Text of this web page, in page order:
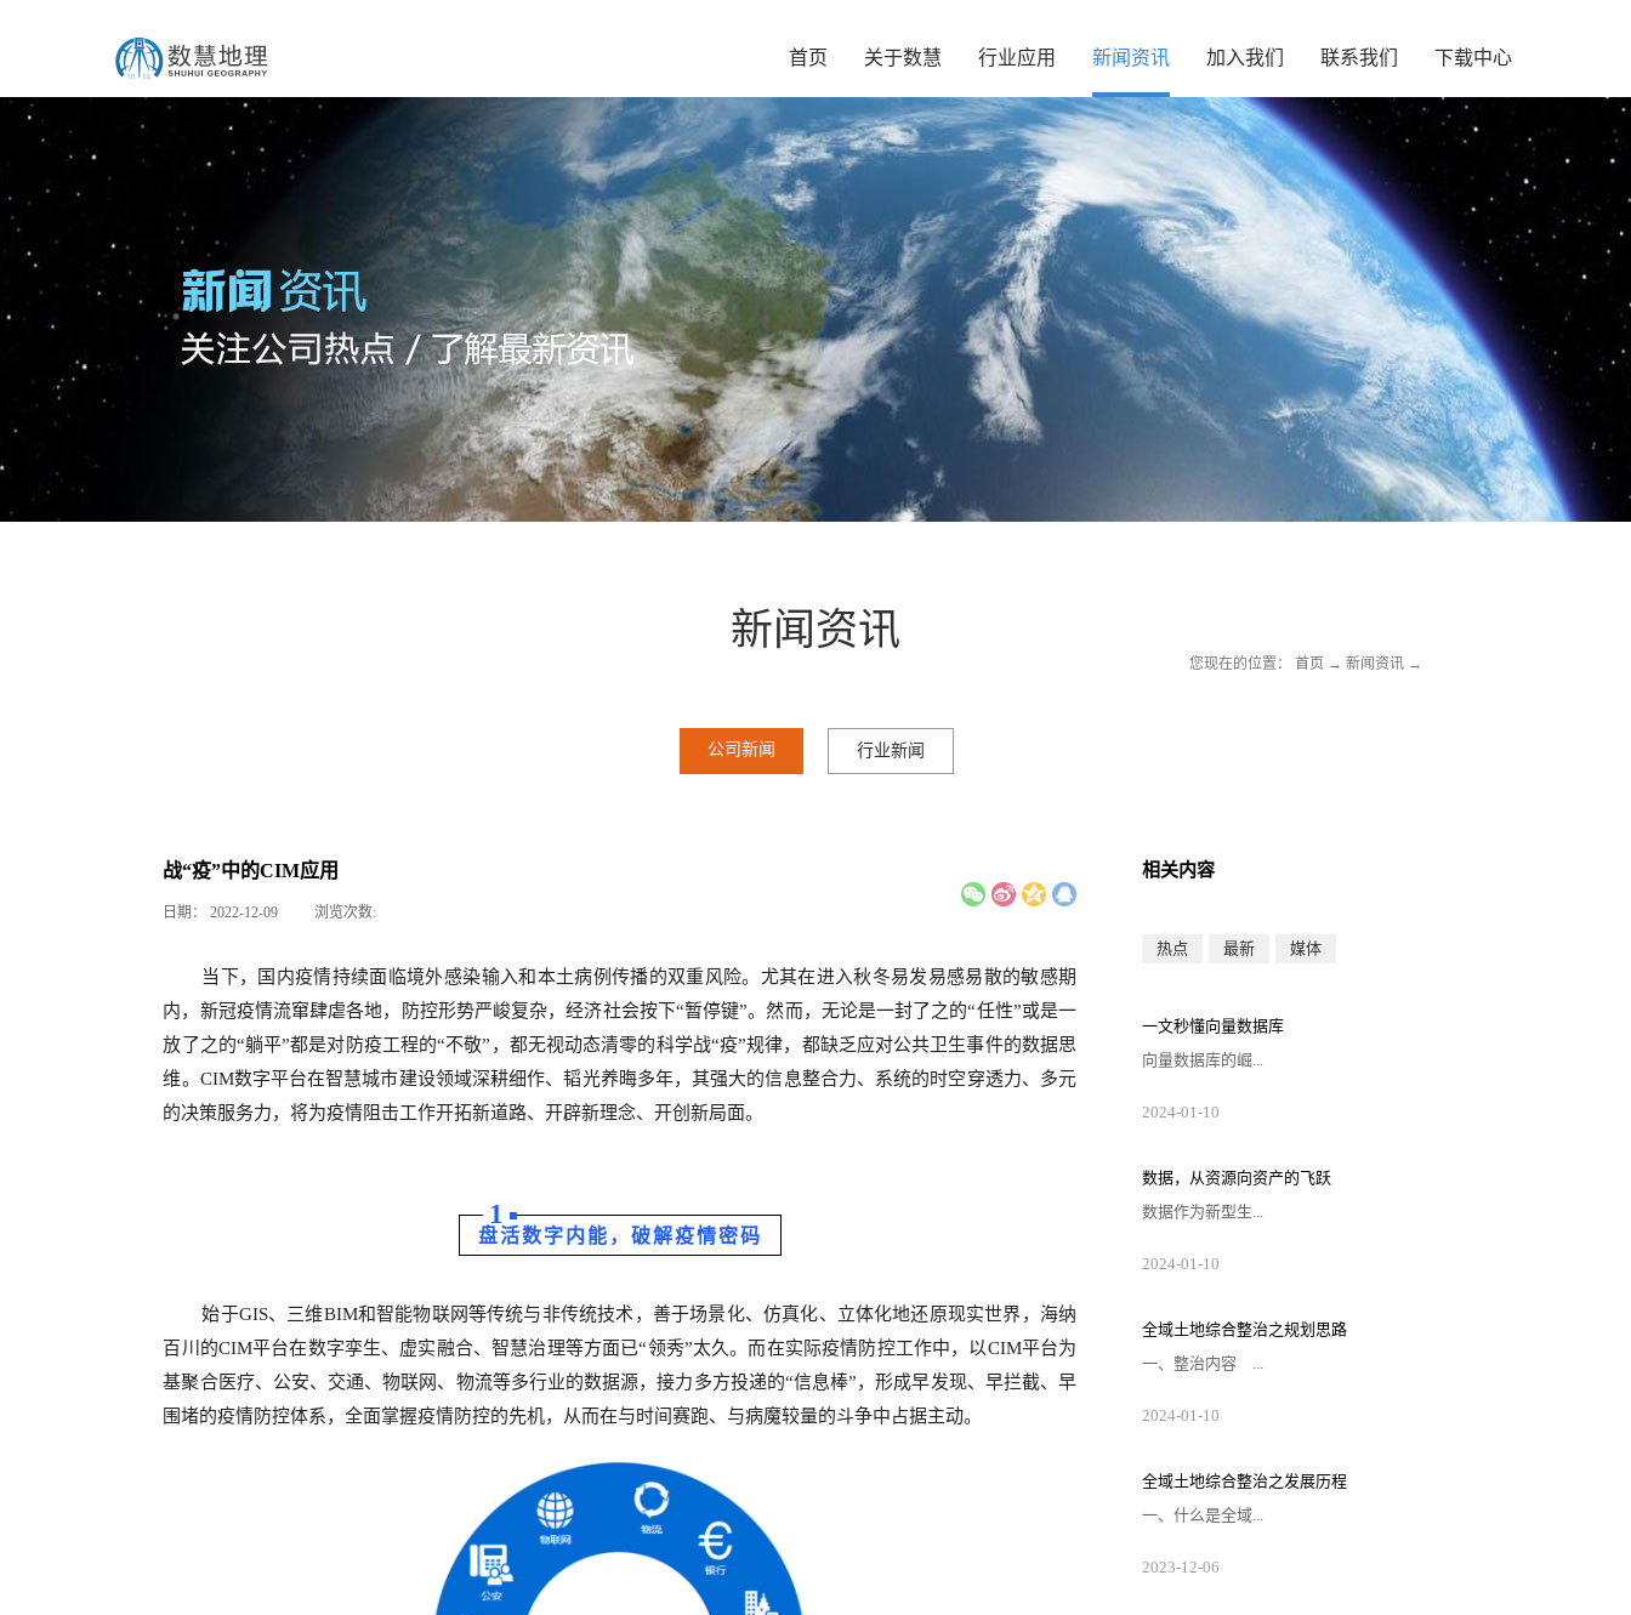
首页 关于数慧 行业应用 新闻资讯 加入我们 联系我们 下载中心
新闻资讯
您现在的位置： 首页 → 新闻资讯 →
公司新闻 行业新闻
战“疫”中的CIM应用
日期： 2022-12-09 浏览次数:
当下，国内疫情持续面临境外感染输入和本土病例传播的双重风险。尤其在进入秋冬易发易感易散的敏感期
内，新冠疫情流窜肆虐各地，防控形势严峻复杂，经济社会按下“暂停键”。然而，无论是一封了之的“任性”或是一
放了之的“躺平”都是对防疫工程的“不敬”，都无视动态清零的科学战“疫”规律，都缺乏应对公共卫生事件的数据思
维。CIM数字平台在智慧城市建设领域深耕细作、韬光养晦多年，其强大的信息整合力、系统的时空穿透力、多元
的决策服务力，将为疫情阻击工作开拓新道路、开辟新理念、开创新局面。
1
盘活数字内能，破解疫情密码
始于GIS、三维BIM和智能物联网等传统与非传统技术，善于场景化、仿真化、立体化地还原现实世界，海纳
百川的CIM平台在数字孪生、虚实融合、智慧治理等方面已“领秀”太久。而在实际疫情防控工作中，以CIM平台为
基聚合医疗、公安、交通、物联网、物流等多行业的数据源，接力多方投递的“信息棒”，形成早发现、早拦截、早
围堵的疫情防控体系，全面掌握疫情防控的先机，从而在与时间赛跑、与病魔较量的斗争中占据主动。
相关内容
热点 最新 媒体
一文秒懂向量数据库
向量数据库的崛...
起向量数据库最初是为了解决大规模数据的相
似性搜索和推荐问题而设计的，比较著名的有
显得力不从心，而向量数据库凭借其高效的数
据表达和检索能力迅速成为推荐系统的核心引
擎。在大语言模型兴起之前，向量数据库已经
被广泛应用于搜索和推荐场景。它通过将数据
2024-01-10
数据，从资源向资产的飞跃
数据作为新型生...
产要素，是数字化、网络化、智能化的基础，
已快速融入生产、分配、流通、消费和社会服
印发关于构建更加完善的要素市场化配置体制
机制的意见》就已将数据要素与土地、劳动
力、资本、技术四大要素并列，成为第五大生
产要素。土地要素是一切生产经营活动不可或
2024-01-10
全域土地综合整治之规划思路
一、整治内容 ...
全域土地综合整治涵盖农用地整理、建设用
地整理、乡村生态保护修复、乡村历史文化保
我们通常说的土地整理项目。包括高标准农田
建设、“旱改水”、宜林地和园地整治、污染土
壤修复等。 2、建设用地整理 包括闲置
农村宅基地、土坯房、历史遗留工矿废弃地、
2024-01-10
全域土地综合整治之发展历程
一、什么是全域...
土地综合整治全域土地综合整治是在一定区域
内，以“全地域、全要素、全周期、全链条”为
2023-12-06